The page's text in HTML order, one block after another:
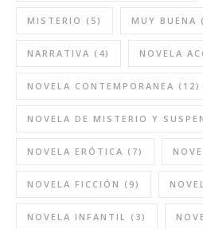
MISTERIO (5) MUY BUENA
NARRATIVA (4) NOVELA
NOVELA CONTEMPORANEA (12)
NOVELA DE MISTERIO Y
NOVELA ERÓTICA (7)
NOVELA FICCIÓN (9)
NOVELA INFANTIL (3)